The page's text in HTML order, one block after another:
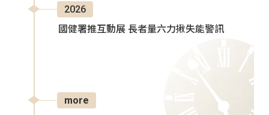
2026
國健署推互動展 長者量六力揪失能警訊
more